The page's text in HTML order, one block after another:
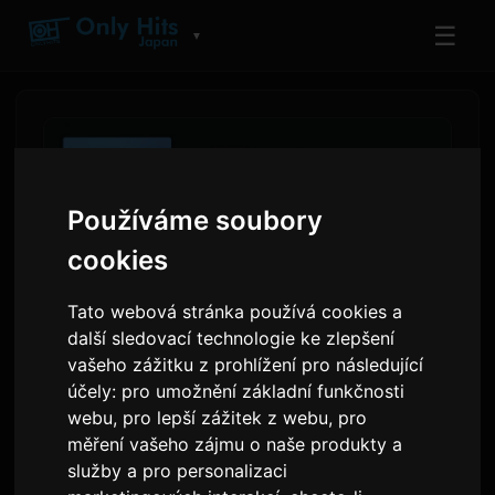
Používáme soubory
cookies
Tato webová stránka používá cookies a
další sledovací technologie ke zlepšení
vašeho zážitku z prohlížení pro následující
účely: pro umožnění základní funkčnosti
webu, pro lepší zážitek z webu, pro
měření vašeho zájmu o naše produkty a
služby a pro personalizaci
▼ ☰
Grafy Amazon Music ukazují,
že Kenshi Yonezu a King Gnu
vedou středolehlé streamy v